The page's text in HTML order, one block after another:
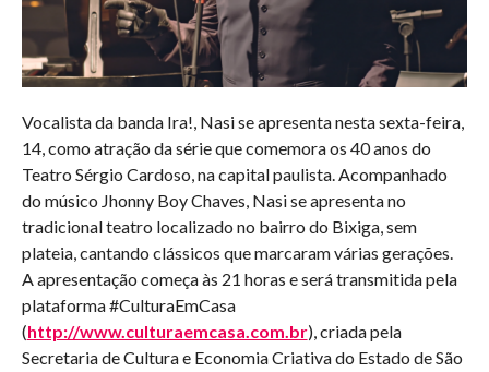
Vocalista da banda Ira!, Nasi se apresenta nesta sexta-feira,
14, como atração da série que comemora os 40 anos do
Teatro Sérgio Cardoso, na capital paulista. Acompanhado
do músico Jhonny Boy Chaves, Nasi se apresenta no
tradicional teatro localizado no bairro do Bixiga, sem
plateia, cantando clássicos que marcaram várias gerações.
A apresentação começa às 21 horas e será transmitida pela
plataforma #CulturaEmCasa
(http://www.culturaemcasa.com.br), criada pela
Secretaria de Cultura e Economia Criativa do Estado de São